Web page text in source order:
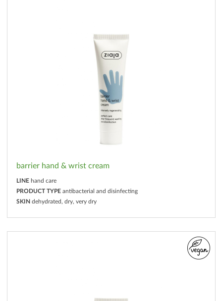
barrier hand & wrist cream
LINE hand care
PRODUCT TYPE antibacterial and disinfecting
SKIN dehydrated, dry, very dry